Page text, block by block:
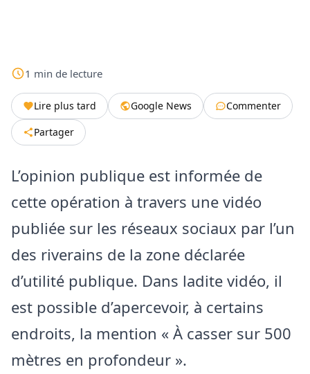
1 min de lecture
Lire plus tard Google News
Commenter
Partager
L’opinion publique est informée de
cette opération à travers une vidéo
publiée sur les réseaux sociaux par l’un
des riverains de la zone déclarée
d’utilité publique. Dans ladite vidéo, il
est possible d’apercevoir, à certains
endroits, la mention « À casser sur 500
mètres en profondeur ».